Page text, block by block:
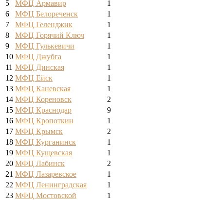
5
МФЦ Армавир
1
6
МФЦ Белореченск
1
7
МФЦ Геленджик
1
8
МФЦ Горячий Ключ
1
9
МФЦ Гулькевичи
1
10 МФЦ Джубга
1
11 МФЦ Динская
1
12 МФЦ Ейск
1
13 МФЦ Каневская
1
14 МФЦ Кореновск
2
15 МФЦ Краснодар
9
16 МФЦ Кропоткин
1
17 МФЦ Крымск
2
18 МФЦ Курганинск
1
19 МФЦ Кущевская
1
20 МФЦ Лабинск
2
21 МФЦ Лазаревское
1
22 МФЦ Ленинградская
1
23 МФЦ Мостовской
1